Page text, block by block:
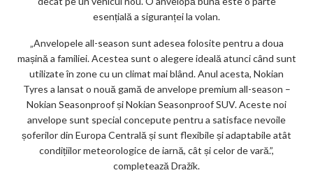
esențială a siguranței la volan.
„Anvelopele all-season sunt adesea folosite pentru a doua
mașină a familiei. Acestea sunt o alegere ideală atunci când sunt
utilizate în zone cu un climat mai blând. Anul acesta, Nokian
Tyres a lansat o nouă gamă de anvelope premium all-season –
Nokian Seasonproof și Nokian Seasonproof SUV. Aceste noi
anvelope sunt special concepute pentru a satisface nevoile
șoferilor din Europa Centrală și sunt flexibile și adaptabile atât
condițiilor meteorologice de iarnă, cât și celor de vară.”,
completează Dražík.